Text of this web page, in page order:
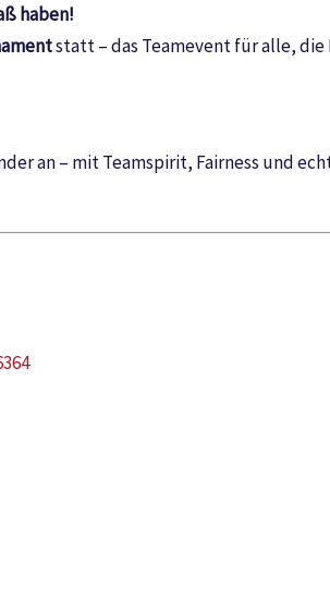
haben!
statt – das Teamevent für alle,
an – mit Teamspirit, Fairness und